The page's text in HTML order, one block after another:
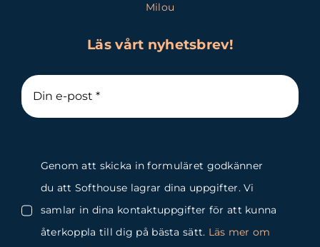
Milou
Läs vårt nyhetsbrev!
Genom att skicka in formuläret godkänner
du att Softhouse lagrar dina uppgifter. Vi
samlar in dina kontaktuppgifter för att kunna
återkoppla till dig på bästa sätt. Läs mer om